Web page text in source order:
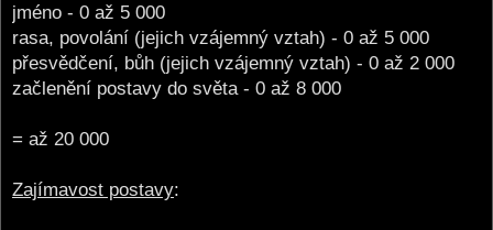
jméno - 0 až 5 000
rasa, povolání (jejich vzájemný vztah) - 0 až 5 000
přesvědčení, bůh (jejich vzájemný vztah) - 0 až 2 000
začlenění postavy do světa - 0 až 8 000
= až 20 000
Zajímavost postavy: